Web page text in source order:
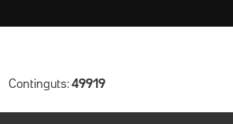
Continguts: 49919